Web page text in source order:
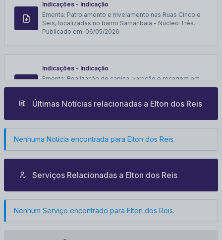
Indicações - Indicação
Ementa: Patrolamento e nivelamento nas Ruas Cinco e
Seis, localizadas no bairro Samanbaia - Núcleo Três.
Publicado em: 06/05/2026
Indicações - Indicação
Ementa: Realização de capina, varrição e roçagem em
alguns trechos nas vias Avelano Cambraia e Dr.
Publicado em:30/04/2026
Indicações - Indicação
Ementa:Patrolamento e nivelamento da Rua Dr. Cristiano
Guimarães - Bairro Satélite.
Ementa:Instalação de um tambor de lixo na Avenida
Joseph Villeger.
Últimas Notícias relacionadas a Elton dos Reis
Nenhuma Noticia encontrada para Elton dos Reis.
Serviços Relacionadas a Elton dos Reis
Nenhum Serviço encontrado para Elton dos Reis.